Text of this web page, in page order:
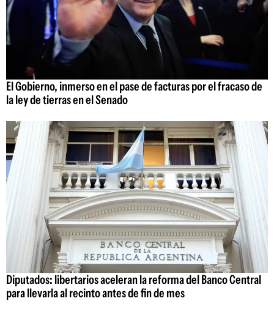
El Gobierno, inmerso en el pase de facturas por el fracaso de
la ley de tierras en el Senado
Diputados: libertarios aceleran la reforma del Banco Central
para llevarla al recinto antes de fin de mes